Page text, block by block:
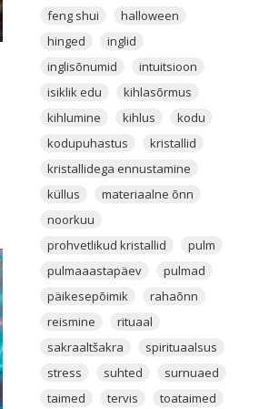
feng shui
halloween
hinged
inglid
inglisõnumid
intuitsioon
isiklik edu
kihlasõrmus
kihlumine
kihlus
kodu
kodupuhastus
kristallid
kristallidega ennustamine
küllus
materiaalne õnn
noorkuu
prohvetlikud kristallid
pulm
pulmaaastapäev
pulmad
päikesepõimik
rahaõnn
reismine
rituaal
sakraaltšakra
spirituaalsus
stress
suhted
surnuaed
taimed
tervis
toataimed